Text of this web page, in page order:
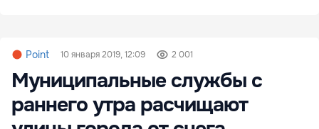
Point 10 января 2019, 12:09 2 001
Муниципальные службы с
раннего утра расчищают